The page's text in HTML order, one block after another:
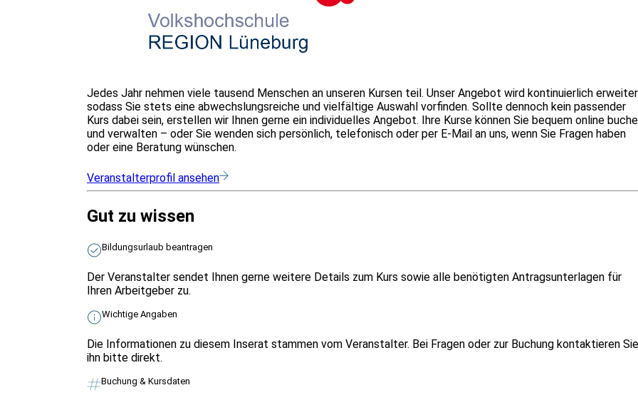
Jedes Jahr nehmen viele tausend Menschen an unseren Kursen teil. Unser Angebot wird kontinuierlich
sodass Sie stets eine abwechslungsreiche und vielfältige Auswahl vorfinden. Sollte dennoch kein passender
Kurs dabei sein, erstellen wir Ihnen gerne ein individuelles Angebot. Ihre Kurse können Sie bequem online
und verwalten – oder Sie wenden sich persönlich, telefonisch oder per E-Mail an uns, wenn Sie Fragen haben
oder eine Beratung wünschen.
Veranstalterprofil ansehen
Gut zu wissen
Bildungsurlaub beantragen
Der Veranstalter sendet Ihnen gerne weitere Details zum Kurs sowie alle benötigten Antragsunterlagen für
Ihren Arbeitgeber zu.
Wichtige Angaben
Die Informationen zu diesem Inserat stammen vom Veranstalter. Bei Fragen oder zur Buchung kontaktieren Sie
ihn bitte direkt.
Buchung & Kursdaten